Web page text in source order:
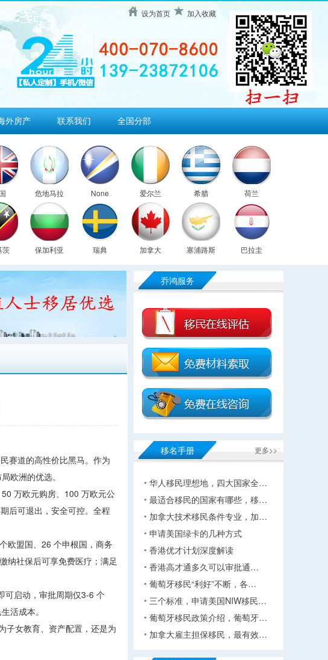
设为首页 加入收藏
外房产 联系我们 全国分部
危地马拉 None 爱尔兰 希腊 荷兰
茨 保加利亚 瑞典 加拿大 塞浦路斯 巴拉圭
赛道的高性价比黑马。作为
欧洲的优选。
万欧元购房、100 万欧元公
后可退出，安全可控。全程
欧盟国、26 个申根国，商务
纳社保后可享免费医疗；满足
可启动，审批周期仅3-6 个
活成本。
子女教育、资产配置，还是为
乔鸿服务
更多>>
移名手册
华人移民理想地，四大国家全…
最适合移民的国家有哪些，移…
加拿大技术移民条件专业，加…
申请美国绿卡的几种方式
香港优才计划深度解读
香港高才通多久可以审批通…
葡萄牙移民“利好”不断，各…
三个标准，申请美国NIW移民…
葡萄牙移民政策介绍，葡萄牙…
加拿大雇主担保移民，最有效…